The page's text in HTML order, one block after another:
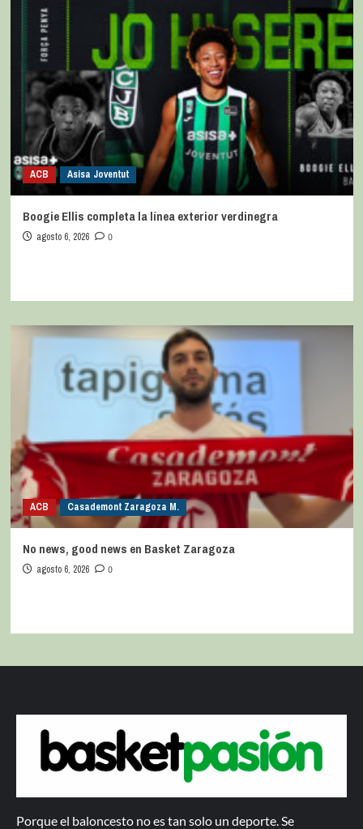
ACB Asisa Joventut
Boogie Ellis completa la línea exterior verdinegra
agosto 6, 2026 0
ACB Casademont Zaragoza M.
No news, good news en Basket Zaragoza
agosto 6, 2026 0
Porque el baloncesto no es tan solo un deporte. Se